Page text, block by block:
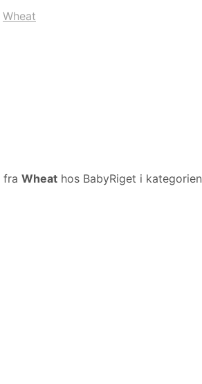
Wheat
fra Wheat hos BabyRiget i kategorien